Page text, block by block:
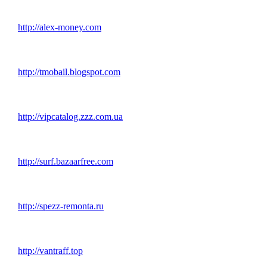
http://alex-money.com
http://tmobail.blogspot.com
http://vipcatalog.zzz.com.ua
http://surf.bazaarfree.com
http://spezz-remonta.ru
http://vantraff.top